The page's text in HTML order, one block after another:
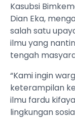
Kasubsi
Dian Eka,
salah satu
ilmu yang
tengah
“Kami ingin
keterampilan
ilmu fardu
lingkungan